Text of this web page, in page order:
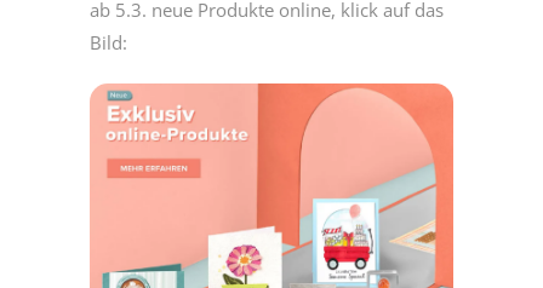
ab 5.3. neue Produkte online, klick auf das
Bild: